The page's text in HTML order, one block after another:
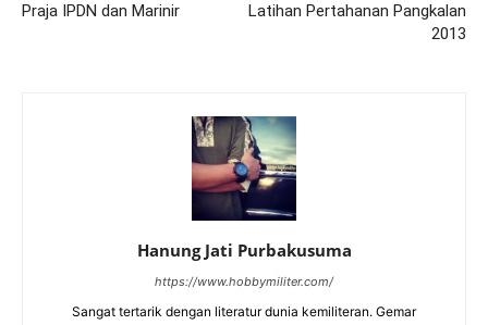
Praja IPDN dan Marinir
Latihan Pertahanan Pangkalan
2013
Hanung Jati Purbakusuma
https://www.hobbymiliter.com/
Sangat tertarik dengan literatur dunia kemiliteran. Gemar